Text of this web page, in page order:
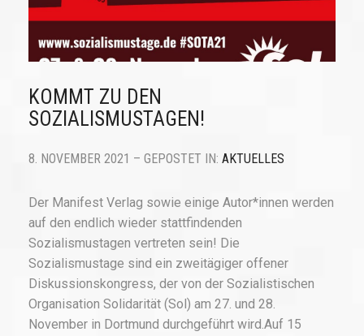
KOMMT ZU DEN
SOZIALISMUSTAGEN!
8. NOVEMBER 2021 – GEPOSTET IN: AKTUELLES
Der Manifest Verlag sowie einige Autor*innen werden
auf den endlich wieder stattfindenden
Sozialismustagen vertreten sein! Die
Sozialismustage sind ein zweitägiger offener
Diskussionskongress, der von der Sozialistischen
Organisation Solidarität (Sol) am 27. und 28.
November in Dortmund durchgeführt wird.Auf 15